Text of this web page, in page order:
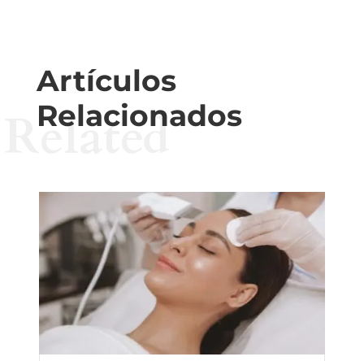
Artículos
Relacionados
Related